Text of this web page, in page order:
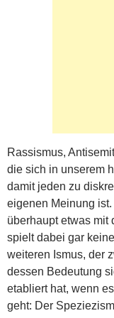
Rassismus,
die sich in unserem
damit jeden zu
eigenen Meinung
überhaupt etwas mit
spielt dabei gar
weiteren Ismus, der
dessen Bedeutung
etabliert hat, wenn
geht: Der